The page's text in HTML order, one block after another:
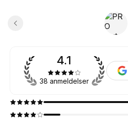
4.1
38 anmeldelser